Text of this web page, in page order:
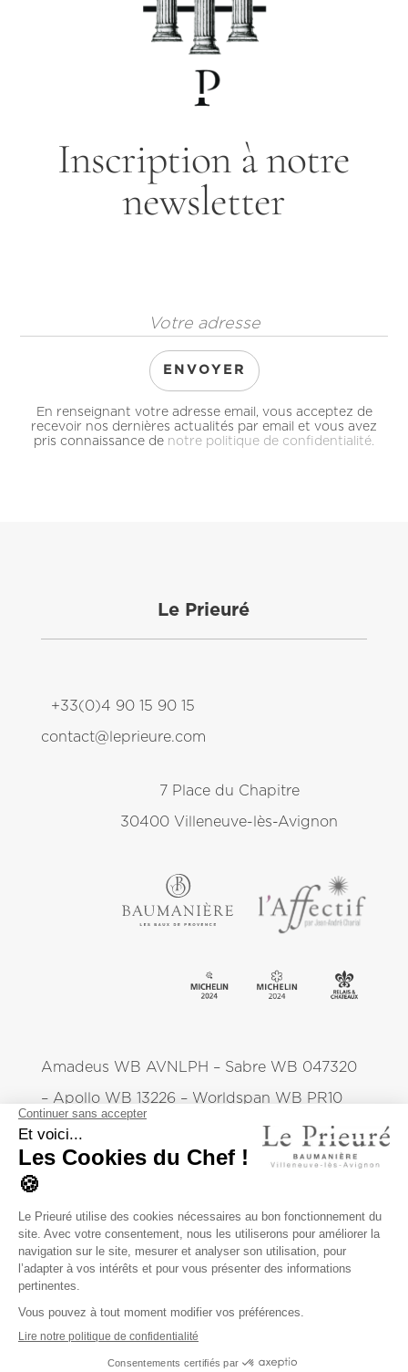
Inscription à notre
newsletter
En renseignant votre adresse email, vous acceptez de
recevoir nos dernières actualités par email et vous avez
pris connaissance de notre politique de confidentialité.
Le Prieuré
+33(0)4 90 15 90 15
contact@leprieure.com
7 Place du Chapitre
30400 Villeneuve-lès-Avignon
Amadeus WB AVNLPH – Sabre WB 047320
– Apollo WB 13226 – Worldspan WB PR10
Le Prieuré
NOUS CONTACTER
MENTIONS LÉGALES
POLITIQUE DE